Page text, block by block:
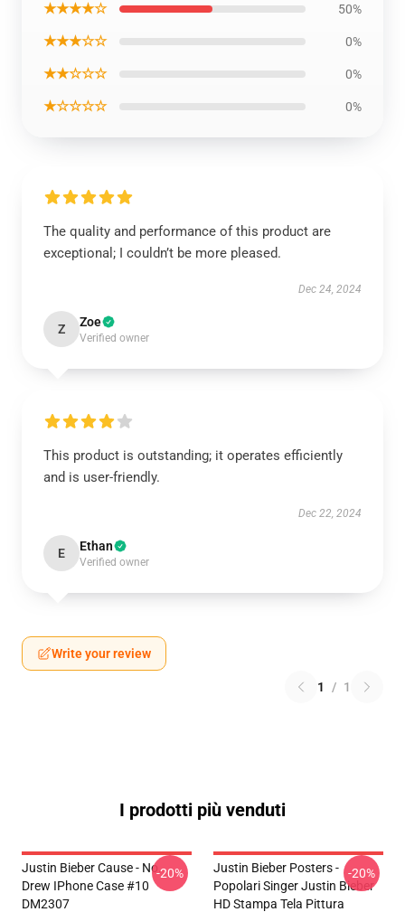
★★★★☆ 50%
★★★☆☆ 0%
★★☆☆☆ 0%
★☆☆☆☆ 0%
The quality and performance of this product are
exceptional; I couldn’t be more pleased.
Dec 24, 2024
Z Zoe
Verified owner
This product is outstanding; it operates efficiently
and is user-friendly.
Dec 22, 2024
E Ethan
Verified owner
Write your review
1 / 1
I prodotti più venduti
Justin Bieber Cause - No.
Drew IPhone Case #10
DM2307
-20%
Justin Bieber Posters -
Popolari Singer Justin Bieber
HD Stampa Tela Pittura
-20%